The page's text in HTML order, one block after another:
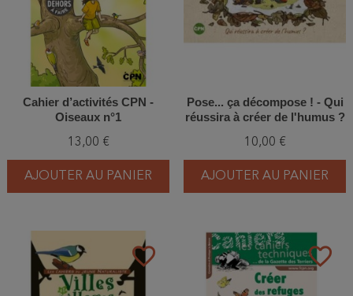
Cahier d’activités CPN -
Oiseaux n°1
13,00 €
AJOUTER AU PANIER
Pose... ça décompose ! - Qui
réussira à créer de l'humus ?
10,00 €
AJOUTER AU PANIER
favorite_border favorite_border